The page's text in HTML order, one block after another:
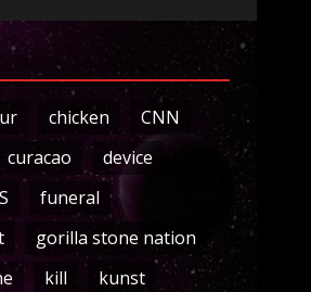
chicken
CNN
curacao
device
funeral
gorilla stone nation
kill
kunst